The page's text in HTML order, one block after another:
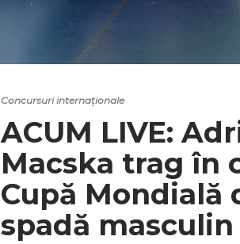
Concursuri internaționale
ACUM LIVE:
Macska trag în
Cupă Mondială
spadă